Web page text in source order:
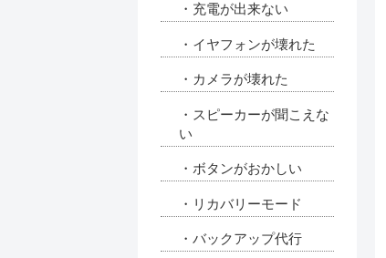
・充電が出来ない
・イヤフォンが壊れた
・カメラが壊れた
・スピーカーが聞こえな
い
・ボタンがおかしい
・リカバリーモード
・バックアップ代行